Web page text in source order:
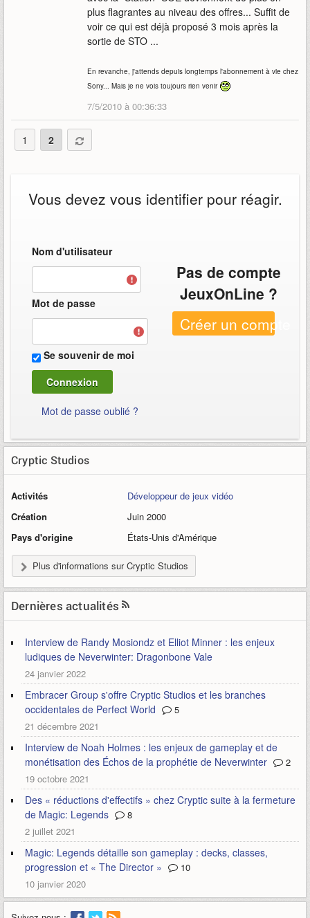
plus flagrantes au niveau des offres... Suffit de
voir ce qui est déjà proposé 3 mois après la
sortie de STO ...
En revanche, j'attends depuis longtemps l'abonnement à vie chez
Sony... Mais je ne vois toujours rien venir
7/5/2010 à 00:36:33
1 2
Vous devez vous identifier pour réagir.
Nom d'utilisateur
Mot de passe
Se souvenir de moi
Mot de passe oublié ?
Pas de compte
JeuxOnLine ?
Créer un compte
Cryptic Studios
Activités
Développeur de jeux vidéo
Création
Juin 2000
Pays d'origine
États-Unis d'Amérique
Plus d'informations sur Cryptic Studios
Dernières actualités
Interview de Randy Mosiondz et Elliot Minner : les enjeux
ludiques de Neverwinter: Dragonbone Vale
24 janvier 2022
Embracer Group s'offre Cryptic Studios et les branches
occidentales de Perfect World
5
21 décembre 2021
Interview de Noah Holmes : les enjeux de gameplay et de
monétisation des Échos de la prophétie de Neverwinter
2
19 octobre 2021
Des « réductions d'effectifs » chez Cryptic suite à la fermeture
de Magic: Legends
8
2 juillet 2021
Magic: Legends détaille son gameplay : decks, classes,
progression et « The Director »
10
10 janvier 2020